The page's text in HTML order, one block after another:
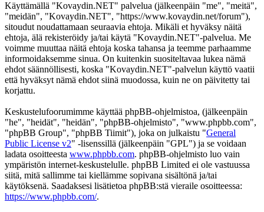
Käyttämällä "Kovaydin.NET" palvelua (jälkeenpäin "me", "meitä",
"meidän", "Kovaydin.NET", "https://www.kovaydin.net/forum"),
sitoudut noudattamaan seuraavia ehtoja. Mikäli et hyväksy näitä
ehtoja, älä rekisteröidy ja/tai käytä "Kovaydin.NET"-palvelua. Me
voimme muuttaa näitä ehtoja koska tahansa ja teemme parhaamme
informoidaksemme sinua. On kuitenkin suositeltavaa lukea nämä
ehdot säännöllisesti, koska "Kovaydin.NET"-palvelun käyttö vaatii
että hyväksyt nämä ehdot siinä muodossa, kuin ne on päivitetty tai
korjattu.
Keskustelufoorumimme käyttää phpBB-ohjelmistoa, (jälkeenpäin
"he", "heidät", "heidän", "phpBB-ohjelmisto", "www.phpbb.com",
"phpBB Group", "phpBB Tiimit"), joka on julkaistu "General
Public License v2" -lisenssillä (jälkeenpäin "GPL") ja se voidaan
ladata osoitteesta www.phpbb.com. phpBB-ohjelmisto luo vain
ympäristön internet-keskustelulle. phpBB Limited ei ole vastuussa
siitä, mitä sallimme tai kiellämme sopivana sisältönä ja/tai
käytöksenä. Saadaksesi lisätietoa phpBB:stä vieraile osoitteessa:
https://www.phpbb.com/.